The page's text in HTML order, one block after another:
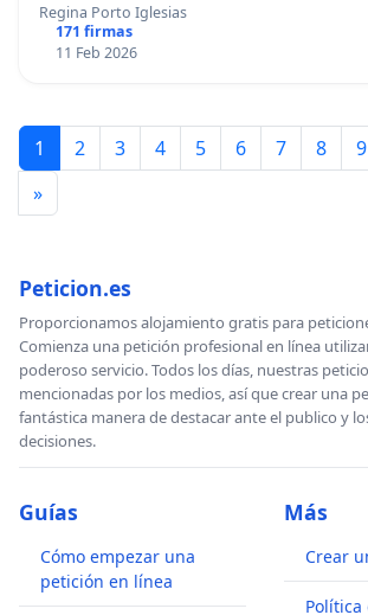
Regina Porto Iglesias
171 firmas
11 Feb 2026
1 2 3 4 5 6 7 8 9
»
Peticion.es
Proporcionamos alojamiento gratis para
Comienza una petición profesional en línea
poderoso servicio. Todos los días, nuestras
mencionadas por los medios, así que crear una
fantástica manera de destacar ante el publico y
decisiones.
Guías
Cómo empezar una
petición en línea
Más
Crear